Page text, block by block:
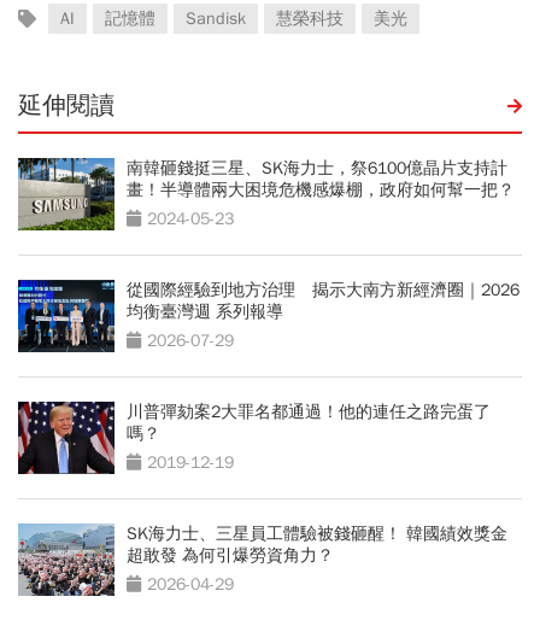
AI 記憶體 Sandisk 慧榮科技 美光
延伸閱讀
南韓砸錢挺三星、SK海力士，祭6100億晶片支持計
畫！半導體兩大困境危機感爆棚，政府如何幫一把？
2024-05-23
從國際經驗到地方治理 揭示大南方新經濟圈｜2026
均衡臺灣週 系列報導
2026-07-29
川普彈劾案2大罪名都通過！他的連任之路完蛋了
嗎？
2019-12-19
SK海力士、三星員工體驗被錢砸醒！ 韓國績效獎金
超敢發 為何引爆勞資角力？
2026-04-29